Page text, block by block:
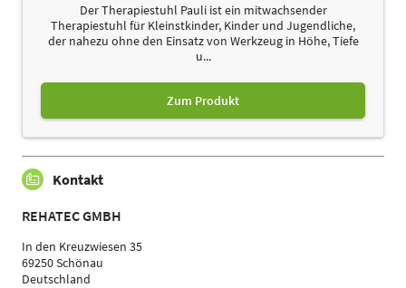
Der Therapiestuhl Pauli ist ein mitwachsender
Therapiestuhl für Kleinstkinder, Kinder und Jugendliche,
der nahezu ohne den Einsatz von Werkzeug in Höhe, Tiefe
u...
Zum Produkt
Kontakt
REHATEC GMBH
In den Kreuzwiesen 35
69250 Schönau
Deutschland